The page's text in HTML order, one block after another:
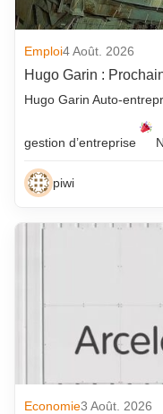
Emploi4 Août. 2026
Hugo Garin :
Hugo Garin Auto-
gestion d’entreprise
piwi
Economie3 Août. 2026